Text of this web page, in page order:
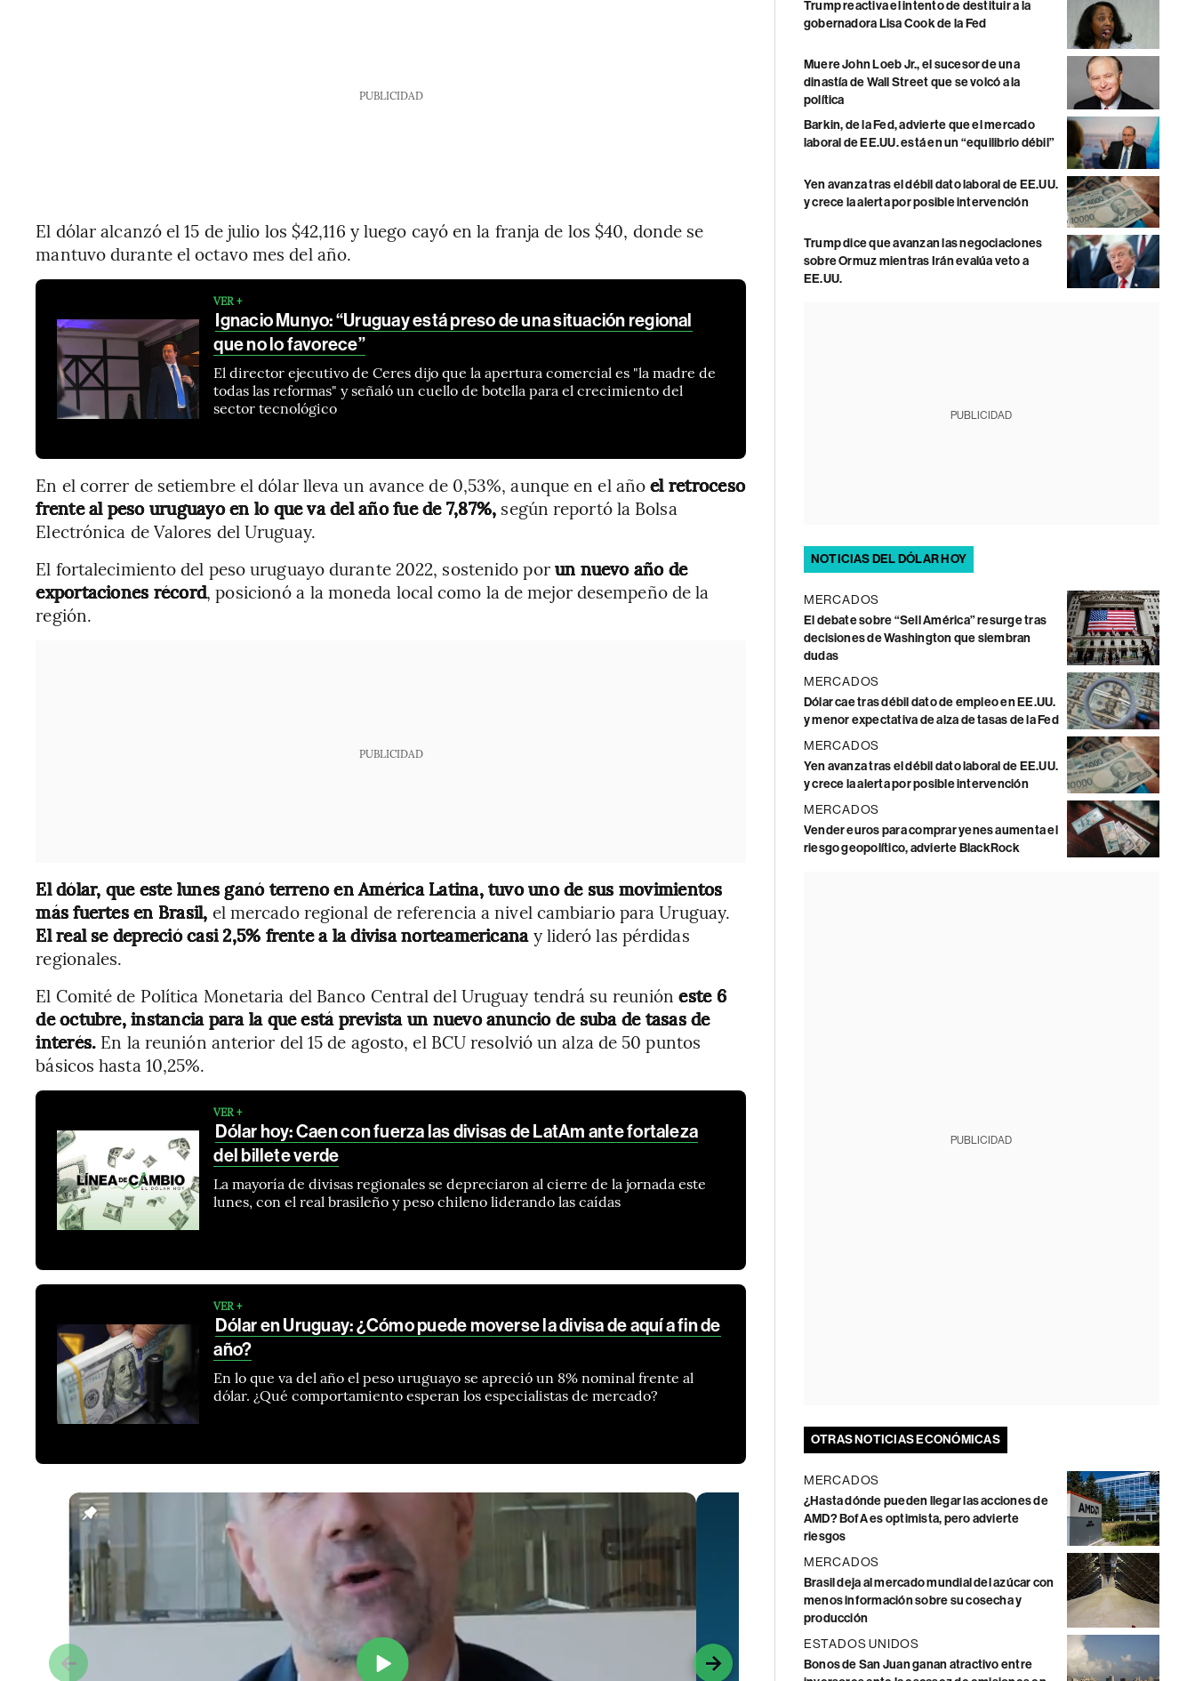
PUBLICIDAD
El dólar alcanzó el 15 de julio los $42,116 y luego cayó en la franja de los $40, donde se
mantuvo durante el octavo mes del año.
VER +
Ignacio Munyo: “Uruguay está preso de una situación regional
que no lo favorece”
El director ejecutivo de Ceres dijo que la apertura comercial es "la madre de
todas las reformas" y señaló un cuello de botella para el crecimiento del
sector tecnológico
En el correr de setiembre el dólar lleva un avance de 0,53%, aunque en el añoel retroceso
frente al peso uruguayo en lo que va del año fue de 7,87%, según reportó la Bolsa
Electrónica de Valores del Uruguay.
El fortalecimiento del peso uruguayo durante 2022, sostenido porun nuevo año de
exportaciones récord, posicionó a la moneda local como la de mejor desempeño de la
región.
PUBLICIDAD
El dólar, que este lunes ganó terreno en América Latina, tuvo uno de sus movimientos
más fuertes en Brasil, el mercado regional de referencia a nivel cambiario para Uruguay.
El real se depreció casi 2,5% frente a la divisa norteamericanay lideró las pérdidas
regionales.
El Comité de Política Monetaria del Banco Central del Uruguay tendrá su reunión este 6
de octubre, instancia para la que está prevista un nuevo anuncio de suba de tasas de
interés. En la reunión anterior del 15 de agosto, el BCU resolvió un alza de 50 puntos
básicos hasta 10,25%.
VER +
Dólar hoy: Caen con fuerza las divisas de LatAm ante fortaleza
del billete verde
La mayoría de divisas regionales se depreciaron al cierre de la jornada este
lunes, con el real brasileño y peso chileno liderando las caídas
VER +
Dólar en Uruguay: ¿Cómo puede moverse la divisa de aquí a fin de
año?
En lo que va del año el peso uruguayo se apreció un 8% nominal frente al
dólar. ¿Qué comportamiento esperan los especialistas de mercado?
Trump reactiva el intento de destituir a la
gobernadora Lisa Cook de la Fed
Muere John Loeb Jr., el sucesor de una
dinastía de Wall Street que se volcó a la
política
Barkin, de la Fed, advierte que el mercado
laboral de EE.UU. está en un “equilibrio débil”
Yen avanza tras el débil dato laboral de EE.UU.
y crece la alerta por posible intervención
Trump dice que avanzan las negociaciones
sobre Ormuz mientras Irán evalúa veto a
EE.UU.
PUBLICIDAD
NOTICIAS DEL DÓLAR HOY
MERCADOS
El debate sobre “Sell América” resurge tras
decisiones de Washington que siembran
dudas
MERCADOS
Dólar cae tras débil dato de empleo en EE.UU.
y menor expectativa de alza de tasas de la Fed
MERCADOS
Yen avanza tras el débil dato laboral de EE.UU.
y crece la alerta por posible intervención
MERCADOS
Vender euros para comprar yenes aumenta el
riesgo geopolítico, advierte BlackRock
PUBLICIDAD
OTRAS NOTICIAS ECONÓMICAS
MERCADOS
¿Hasta dónde pueden llegar las acciones de
AMD? BofA es optimista, pero advierte
riesgos
MERCADOS
Brasil deja al mercado mundial del azúcar con
menos información sobre su cosecha y
producción
ESTADOS UNIDOS
Bonos de San Juan ganan atractivo entre